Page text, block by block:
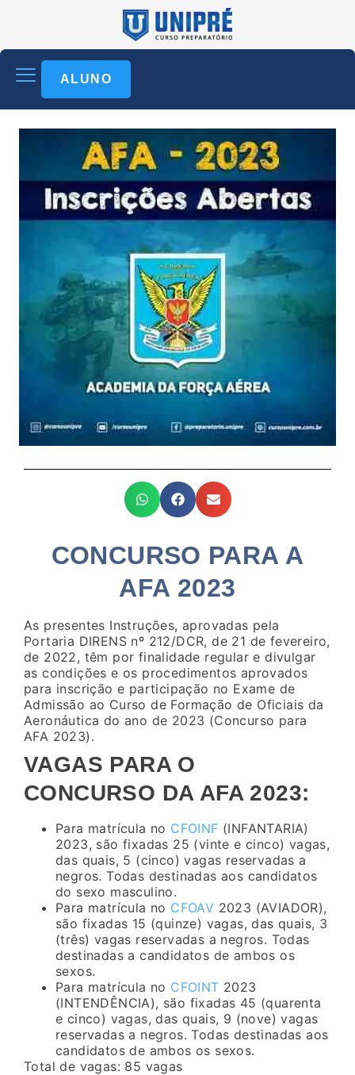
ALUNO
CONCURSO PARA A
AFA 2023
As presentes Instruções, aprovadas pela
Portaria DIRENS nº 212/DCR, de 21 de fevereiro,
de 2022, têm por finalidade regular e divulgar
as condições e os procedimentos aprovados
para inscrição e participação no Exame de
Admissão ao Curso de Formação de Oficiais da
Aeronáutica do ano de 2023 (Concurso para
AFA 2023).
VAGAS PARA O
CONCURSO DA AFA 2023:
Para matrícula no CFOINF (INFANTARIA)
2023, são fixadas 25 (vinte e cinco) vagas,
das quais, 5 (cinco) vagas reservadas a
negros. Todas destinadas aos candidatos
do sexo masculino.
Para matrícula no CFOAV 2023 (AVIADOR),
são fixadas 15 (quinze) vagas, das quais, 3
(três) vagas reservadas a negros. Todas
destinadas a candidatos de ambos os
sexos.
Para matrícula no CFOINT 2023
(INTENDÊNCIA), são fixadas 45 (quarenta
e cinco) vagas, das quais, 9 (nove) vagas
reservadas a negros. Todas destinadas aos
candidatos de ambos os sexos.
Total de vagas: 85 vagas